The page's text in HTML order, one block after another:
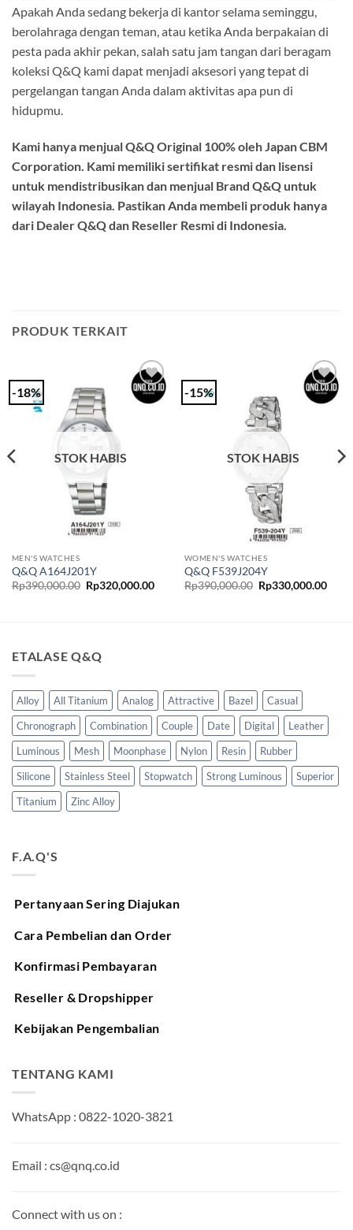
Apakah Anda sedang bekerja di kantor selama seminggu,
berolahraga dengan teman, atau ketika Anda berpakaian di
pesta pada akhir pekan, salah satu jam tangan dari beragam
koleksi Q&Q kami dapat menjadi aksesori yang tepat di
pergelangan tangan Anda dalam aktivitas apa pun di
hidupmu.
Kami hanya menjual Q&Q Original 100% oleh Japan CBM
Corporation. Kami memiliki sertifikat resmi dan lisensi
untuk mendistribusikan dan menjual Brand Q&Q untuk
wilayah Indonesia. Pastikan Anda membeli produk hanya
dari Dealer Q&Q dan Reseller Resmi di Indonesia.
PRODUK TERKAIT
-18%
Add to
Wishlist
STOK HABIS
MEN'S WATCHES
Q&Q A164J201Y
Rp390,000.00 Harga
aslinya
Rp320,000.00Harga
-15%
Add to
Wishlist
STOK HABIS
WOMEN'S WATCHES
Q&Q F539J204Y
Rp390,000.00 Harga
aslinya
Rp330,000.00
ETALASE Q&Q
Alloy All Titanium Analog Attractive Bazel
Casual
Chronograph
Combination Couple Date Digital
Leather
Luminous
Mesh Moonphase Nylon Resin
Rubber
Silicone
Stainless Steel Stopwatch Strong Luminous
Superior
Titanium
Zinc Alloy
F.A.Q'S
Pertanyaan Sering Diajukan
Cara Pembelian dan Order
Konfirmasi Pembayaran
Reseller & Dropshipper
Kebijakan Pengembalian
TENTANG KAMI
WhatsApp : 0822-1020-3821
Email : cs@qnq.co.id
Connect with us on :